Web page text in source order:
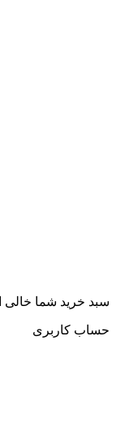
سبد خرید شما
حساب کاربری